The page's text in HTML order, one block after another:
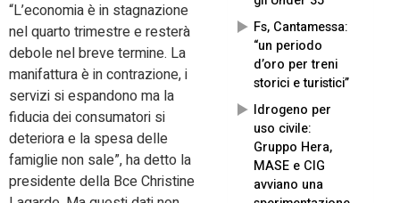
Fs, Cantamessa:
“un periodo
d’oro per treni
storici e turistici”
Idrogeno per
uso civile:
Gruppo Hera,
MASE e CIG
avviano una
“L’economia è in stagnazione
nel quarto trimestre e resterà
debole nel breve termine. La
manifattura è in contrazione, i
servizi si espandono ma la
fiducia dei consumatori si
deteriora e la spesa delle
famiglie non sale”, ha detto la
presidente della Bce Christine